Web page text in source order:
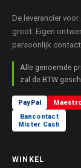
De leverancier
groot. Eigen
persoonlijk
Alle genoemde
zal de BTW
PayPal
Bancontact
Mister Cash
WINKEL